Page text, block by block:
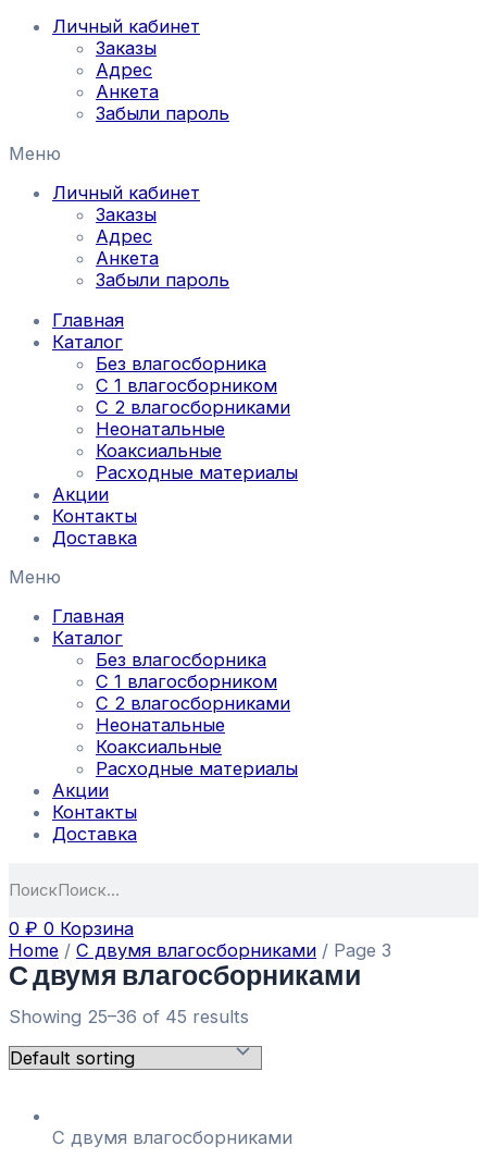
Личный кабинет
Заказы
Адрес
Анкета
Забыли пароль
Меню
Личный кабинет
Заказы
Адрес
Анкета
Забыли пароль
Главная
Каталог
Без влагосборника
С 1 влагосборником
С 2 влагосборниками
Неонатальные
Коаксиальные
Расходные материалы
Акции
Контакты
Доставка
Меню
Главная
Каталог
Без влагосборника
С 1 влагосборником
С 2 влагосборниками
Неонатальные
Коаксиальные
Расходные материалы
Акции
Контакты
Доставка
Поиск
0 ₽ 0 Корзина
Home / С двумя влагосборниками / Page 3
С двумя влагосборниками
Showing 25–36 of 45 results
С двумя влагосборниками